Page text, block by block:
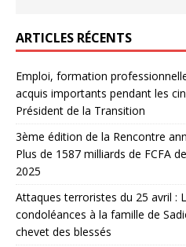
ARTICLES RÉCENTS
Emploi, formation
acquis importants pendant les
Président de la Transition
3ème édition de la Rencontre
Plus de 1587 milliards de FCFA
2025
Attaques terroristes du 25 avril :
condoléances à la famille de
chevet des blessés